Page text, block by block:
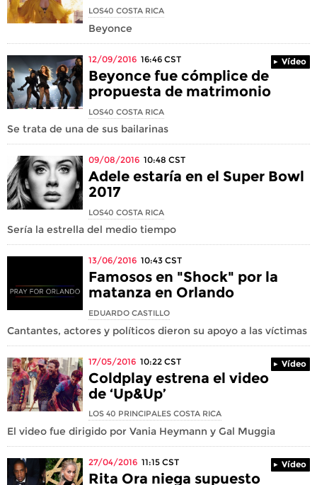
LOS40 COSTA RICA
Beyonce
12/09/2016 16:46 CST Vídeo
Beyonce fue cómplice de
propuesta de matrimonio
LOS40 COSTA RICA
Se trata de una de sus bailarinas
09/08/2016 10:48 CST
Adele estaría en el Super Bowl
2017
LOS40 COSTA RICA
Sería la estrella del medio tiempo
13/06/2016 10:43 CST
Famosos en "Shock" por la
matanza en Orlando
EDUARDO CASTILLO
Cantantes, actores y políticos dieron su apoyo a las víctimas
17/05/2016 10:22 CST Vídeo
Coldplay estrena el video
de ‘Up&Up’
LOS 40 PRINCIPALES COSTA RICA
El video fue dirigido por Vania Heymann y Gal Muggia
27/04/2016 11:15 CST Vídeo
Rita Ora niega supuesto